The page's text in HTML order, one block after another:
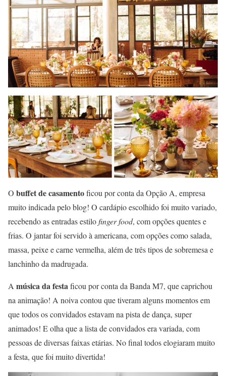
O buffet de casamentoficou por conta da Opção A, empresa
muito indicada pelo blog! O cardápio escolhido foi muito variado,
recebendo as entradas estilofinger food, com opções quentes e
frias. O jantar foi servido à americana, com opções como salada,
massa, peixe e carne vermelha, além de três tipos de sobremesa e
lanchinho da madrugada.
A música da festa ficou por conta da Banda M7, que caprichou
na animação! A noiva contou que tiveram alguns momentos em
que todos os convidados estavam na pista de dança, super
animados! E olha que a lista de convidados era variada, com
pessoas de diversas faixas etárias. No final todos elogiaram muito
a festa, que foi muito divertida!